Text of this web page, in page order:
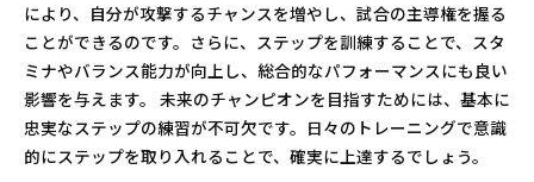
により、自分が攻撃するチャンスを増やし、試合の主導権を握る
ことができるのです。さらに、ステップを訓練することで、スタ
ミナやバランス能力が向上し、総合的なパフォーマンスにも良い
影響を与えます。 未来のチャンピオンを目指すためには、基本に
忠実なステップの練習が不可欠です。日々のトレーニングで意識
的にステップを取り入れることで、確実に上達するでしょう。